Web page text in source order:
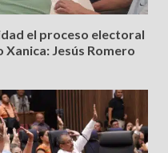
el proceso electoral
Jesús Romero